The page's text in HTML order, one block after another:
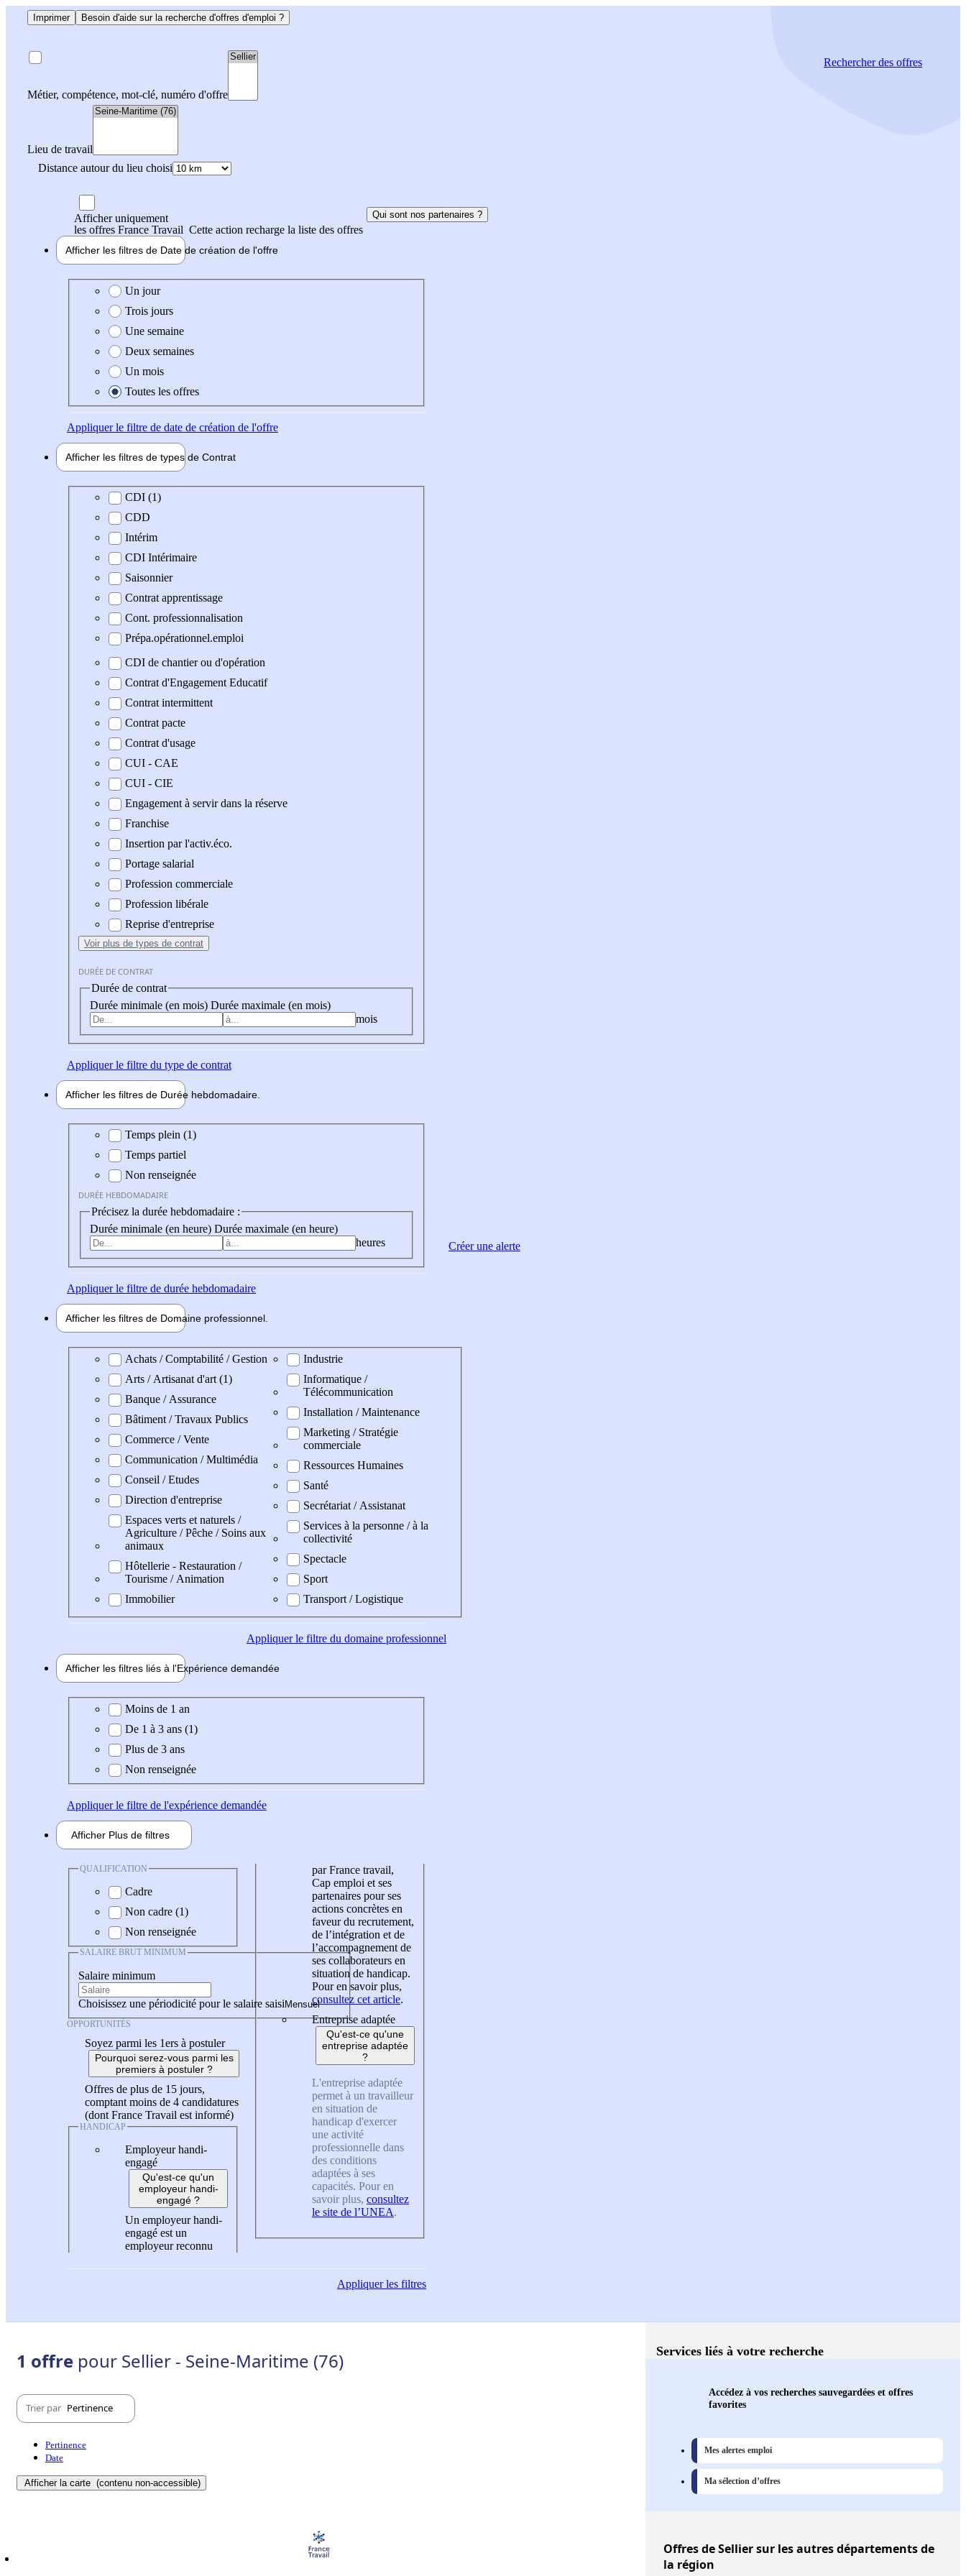
Imprimer Besoin d'aide sur la recherche d'offres d'emploi ?
Métier, compétence, mot-clé, numéro d'offre
Lieu de travail
Distance autour du lieu choisi
Rechercherdes offres
Afficher uniquement
les offres France Travail Cette action recharge la liste des offres
Qui sont nos partenaires ?
Afficher les filtres de Date de création de l'offre
Date de création de l'offre
Un jour
Trois jours
Une semaine
Deux semaines
Un mois
Toutes les offres
Appliquerle filtre de date de création de l'offre
Afficher les filtres de types de Contrat
Type de contrat
CDI (1)
CDD
Intérim
CDI Intérimaire
Saisonnier
Contrat apprentissage
Cont. professionnalisation
Prépa.opérationnel.emploi
CDI de chantier ou d'opération
Contrat d'Engagement Educatif
Contrat intermittent
Contrat pacte
Contrat d'usage
CUI - CAE
CUI - CIE
Engagement à servir dans la réserve
Franchise
Insertion par l'activ.éco.
Portage salarial
Profession commerciale
Profession libérale
Reprise d'entreprise
Voir plus de types de contrat
DURÉE DE CONTRAT
Durée de contrat
Durée minimale (en mois) Durée maximale (en mois)
mois
Appliquerle filtre du type de contrat
Afficher les filtres de Durée hebdomadaire
Durée hebdomadaire
Temps plein (1)
Temps partiel
Non renseignée
DURÉE HEBDOMADAIRE
Précisez la durée hebdomadaire :
Durée minimale (en heure) Durée maximale (en heure)
heures
Appliquerle filtre de durée hebdomadaire
Afficher les filtres de Domaine professionnel
Domaine professionel
Achats / Comptabilité / Gestion
Arts / Artisanat d'art (1)
Banque / Assurance
Bâtiment / Travaux Publics
Commerce / Vente
Communication / Multimédia
Conseil / Etudes
Direction d'entreprise
Espaces verts et naturels /
Agriculture / Pêche / Soins aux
animaux
Hôtellerie - Restauration /
Tourisme / Animation
Immobilier
Industrie
Informatique /
Télécommunication
Installation / Maintenance
Marketing / Stratégie
commerciale
Ressources Humaines
Santé
Secrétariat / Assistanat
Services à la personne / à la
collectivité
Spectacle
Sport
Transport / Logistique
Appliquerle filtre du domaine professionnel
Afficher les filtres liés à l'Expérience demandée
Expérience demandée
Moins de 1 an
De 1 à 3 ans (1)
Plus de 3 ans
Non renseignée
Appliquerle filtre de l'expérience demandée
Afficher Plus de filtres
QUALIFICATION
Cadre
Non cadre (1)
Non renseignée
SALAIRE BRUT MINIMUM
Salaire minimum
Choisissez une périodicité pour le salaire saisi
OPPORTUNITÉS
Soyez parmi les 1ers à postuler
Pourquoi serez-vous parmi les
premiers à postuler ?
Offres de plus de 15 jours,
comptant moins de 4 candidatures
(dont France Travail est informé)
HANDICAP
Employeur handi-
engagé
Qu'est-ce qu'un
employeur handi-
engagé ?
Un employeur handi-
engagé est un
employeur reconnu
par France travail,
Cap emploi et ses
partenaires pour ses
actions concrètes en
faveur du recrutement,
de l’intégration et de
l’accompagnement de
ses collaborateurs en
situation de handicap.
Pour en savoir plus,
consultez cet article.
Entreprise adaptée
Qu'est-ce qu'une
entreprise adaptée
?
L'entreprise adaptée
permet à un travailleur
en situation de
handicap d'exercer
une activité
professionnelle dans
des conditions
adaptées à ses
capacités. Pour en
savoir plus, consultez
le site de l’UNEA.
Appliquerles filtres
Créer une alerte
1 offre pour Sellier - Seine-Maritime (76)
Trier par Pertinence
Pertinence
Date
Afficher la carte (contenu non-accessible)
Services liés à votre recherche
Accédez à vos recherches sauvegardées et offres
favorites
Mes alertes emploi
Ma sélection d’offres
Offresde Sellier sur les autres départements de
la région